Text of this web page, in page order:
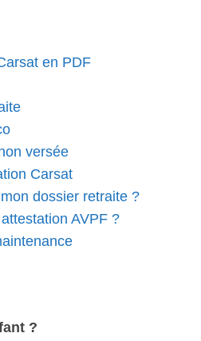
en PDF
versée
Carsat
dossier retraite ?
AVPF ?
?